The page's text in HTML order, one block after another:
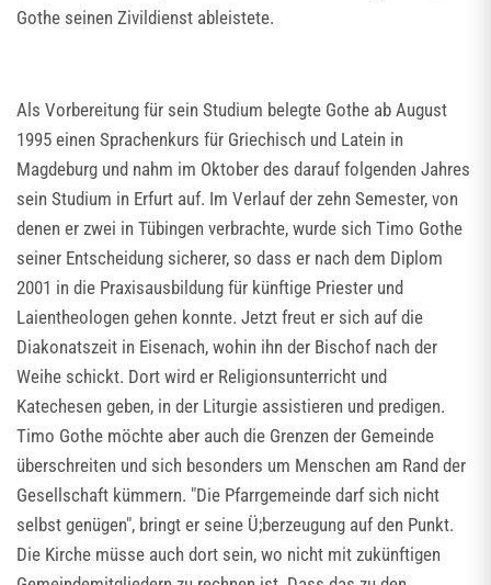
Gothe seinen Zivildienst ableistete.
Als Vorbereitung für sein Studium belegte Gothe ab August
1995 einen Sprachenkurs für Griechisch und Latein in
Magdeburg und nahm im Oktober des darauf folgenden Jahres
sein Studium in Erfurt auf. Im Verlauf der zehn Semester, von
denen er zwei in Tübingen verbrachte, wurde sich Timo Gothe
seiner Entscheidung sicherer, so dass er nach dem Diplom
2001 in die Praxisausbildung für künftige Priester und
Laientheologen gehen konnte. Jetzt freut er sich auf die
Diakonatszeit in Eisenach, wohin ihn der Bischof nach der
Weihe schickt. Dort wird er Religionsunterricht und
Katechesen geben, in der Liturgie assistieren und predigen.
Timo Gothe möchte aber auch die Grenzen der Gemeinde
überschreiten und sich besonders um Menschen am Rand der
Gesellschaft kümmern. "Die Pfarrgemeinde darf sich nicht
selbst genügen", bringt er seine Ü;berzeugung auf den Punkt.
Die Kirche müsse auch dort sein, wo nicht mit zukünftigen